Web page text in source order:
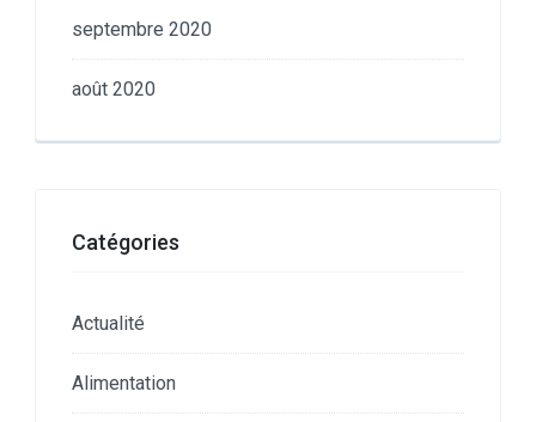
septembre 2020
août 2020
Catégories
Actualité
Alimentation